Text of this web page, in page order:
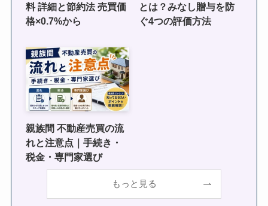
料 詳細と節約法 売買価
格×0.7%から
とは？みなし贈与を防
ぐ4つの評価方法
親族間 不動産売買の流
れと注意点｜手続き・
税金・専門家選び
もっと見る